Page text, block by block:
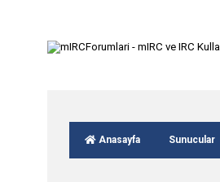
Anasayfa Sunucular